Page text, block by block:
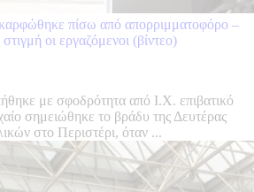
καρφώθηκε πίσω από απορριμματοφόρο –
οι εργαζόμενοι (βίντεο)
με σφοδρότητα από Ι.Χ. επιβατικό
σημειώθηκε το βράδυ της Δευτέρας
στο Περιστέρι, όταν ...